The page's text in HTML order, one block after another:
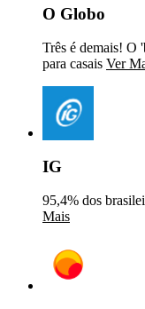
O Globo
Três é demais! O
para casais Ver
IG
95,4% dos
Mais